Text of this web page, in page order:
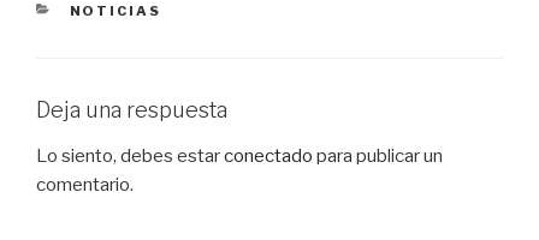
CATEGORÍAS
NOTICIAS
Deja una respuesta
Lo siento, debes estarconectado para publicar un
comentario.